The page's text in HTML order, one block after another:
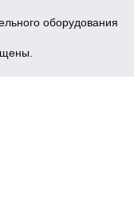
оборудования